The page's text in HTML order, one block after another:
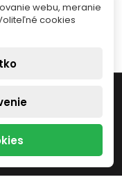
Sada


webu, meranie
cookies